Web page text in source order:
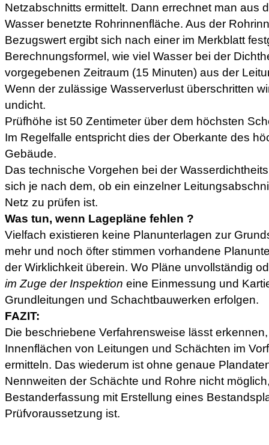
Netzabschnitts ermittelt. Dann errechnet man aus
Wasser benetzte Rohrinnenfläche. Aus der
Bezugswert ergibt sich nach einer im Merkblatt
Berechnungsformel, wie viel Wasser bei der
vorgegebenen Zeitraum (15 Minuten) aus der
Wenn der zulässige Wasserverlust überschritten
undicht.
Prüfhöhe ist 50 Zentimeter über dem höchsten
Im Regelfalle entspricht dies der Oberkante des
Gebäude.
Das technische Vorgehen bei der
sich je nach dem, ob ein einzelner
Netz zu prüfen ist.
Was tun, wenn Lagepläne fehlen ?
Vielfach existieren keine Planunterlagen zur
mehr und noch öfter stimmen vorhandene
der Wirklichkeit überein. Wo Pläne unvollständig
im Zuge der Inspektion eine Einmessung und
Grundleitungen und Schachtbauwerken erfolgen.
FAZIT:
Die beschriebene Verfahrensweise lässt
Innenflächen von Leitungen und Schächten im
ermitteln. Das wiederum ist ohne genaue
Nennweiten der Schächte und Rohre nicht
Bestanderfassung mit Erstellung eines
Prüfvoraussetzung ist.